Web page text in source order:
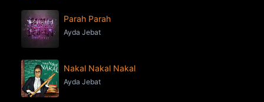
Parah Parah
Ayda Jebat
Nakal Nakal Nakal
Ayda Jebat